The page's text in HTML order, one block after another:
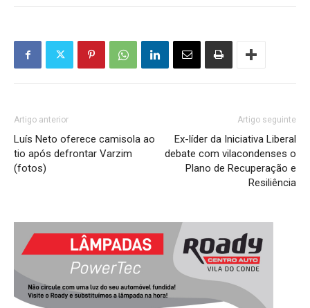
Artigo anterior
Luís Neto oferece camisola ao
tio após defrontar Varzim
(fotos)
Artigo seguinte
Ex-líder da Iniciativa Liberal
debate com vilacondenses o
Plano de Recuperação e
Resiliência